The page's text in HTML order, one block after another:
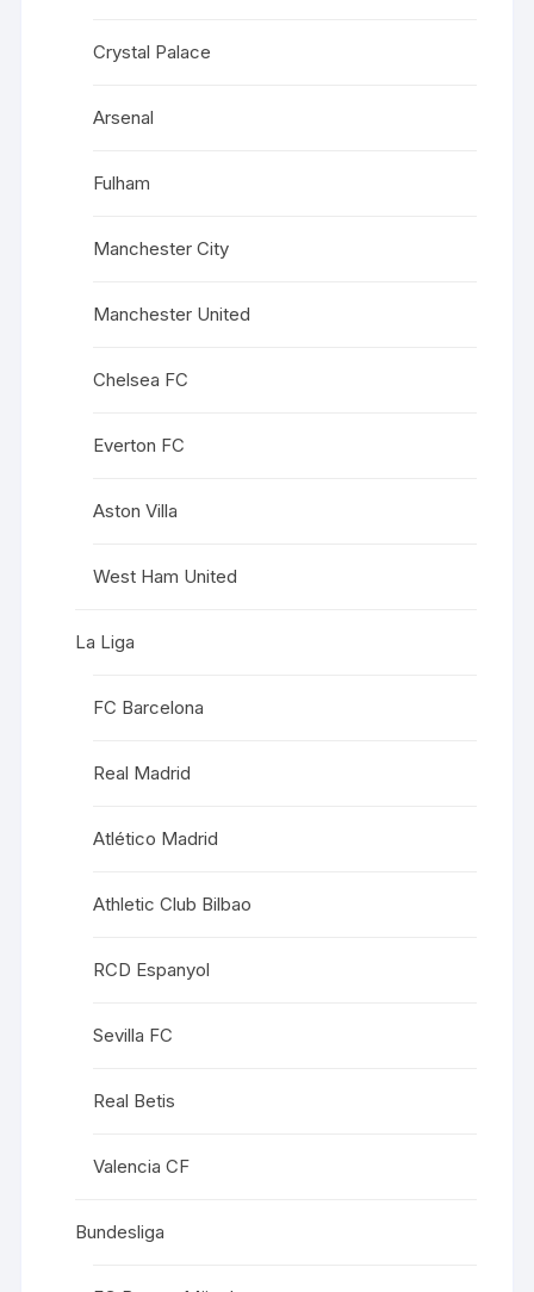
Crystal Palace
Arsenal
Fulham
Manchester City
Manchester United
Chelsea FC
Everton FC
Aston Villa
West Ham United
La Liga
FC Barcelona
Real Madrid
Atlético Madrid
Athletic Club Bilbao
RCD Espanyol
Sevilla FC
Real Betis
Valencia CF
Bundesliga